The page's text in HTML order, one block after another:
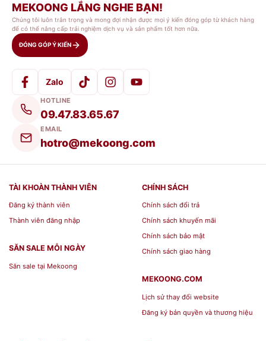
MEKOONG LẮNG NGHE BẠN!
Chúng tôi luôn trân trọng và mong đợi nhận được mọi ý kiến đóng góp từ khách hàng
để có thể nâng cấp trải nghiệm dịch vụ và sản phẩm tốt hơn nữa.
ĐÓNG GÓP Ý KIẾN
Zalo
HOTLINE
09.47.83.65.67
EMAIL
hotro@mekoong.com
TÀI KHOÀN THÀNH VIÊN
Đăng ký thành viên
Thành viên đăng nhập
SĂN SALE MỖI NGÀY
Săn sale tại Mekoong
CHÍNH SÁCH
Chính sách đổi trả
Chính sách khuyến mãi
Chính sách bảo mật
Chính sách giao hàng
MEKOONG.COM
Lịch sử thay đổi website
Đăng ký bản quyền và thương hiệu